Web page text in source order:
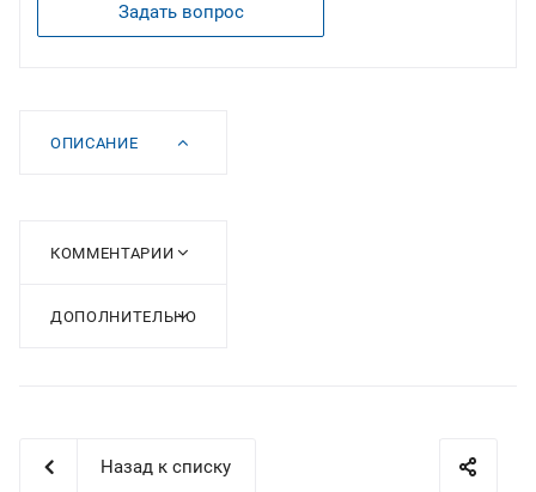
Задать вопрос
ОПИСАНИЕ
КОММЕНТАРИИ
ДОПОЛНИТЕЛЬНО
Назад к списку